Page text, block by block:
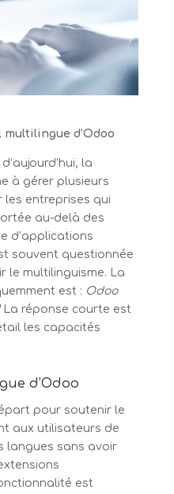
d’Odoo
la
à gérer plusieurs
entreprises qui
au-delà des
d’applications
souvent questionnée
le multilinguisme. La
est : Odoo
La réponse courte est
les capacités
d’Odoo
pour soutenir le
aux utilisateurs de
langues sans avoir
est